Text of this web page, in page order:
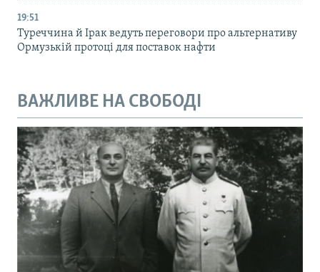
19:51
Туреччина й Ірак ведуть переговори про альтернативу
Ормузькій протоці для поставок нафти
ВАЖЛИВЕ НА СВОБОДІ